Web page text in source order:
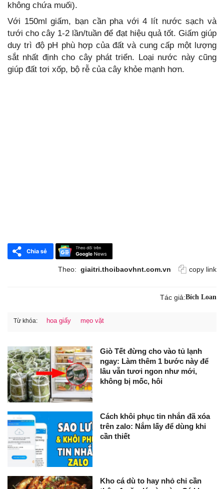
không chứa muối).
Với 150ml giấm, bạn cần pha với 4 lít nước sạch và
tưới cho cây 1-2 lần/tuần để đạt hiệu quả tốt. Giấm giúp
duy trì độ pH phù hợp của đất và cung cấp một lượng
sắt nhất định cho cây phát triển. Loại nước này cũng
giúp đất tơi xốp, bộ rễ của cây khỏe mạnh hơn.
Theo: giaitri.thoibaovhnt.com.vn copy link
Tác giả:Bích Loan
Từ khóa: hoa giấy mẹo vặt
Giò Tết đừng cho vào tủ lạnh
ngay: Làm thêm 1 bước này để
lâu vẫn tươi ngon như mới,
không bị mốc, hôi
Cách khôi phục tin nhắn đã xóa
trên zalo: Nắm lấy để dùng khi
cần thiết
Kho cá dù to hay nhỏ chỉ cần